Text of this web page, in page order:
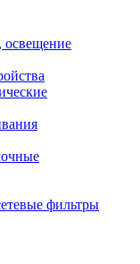
освещение
фильтры